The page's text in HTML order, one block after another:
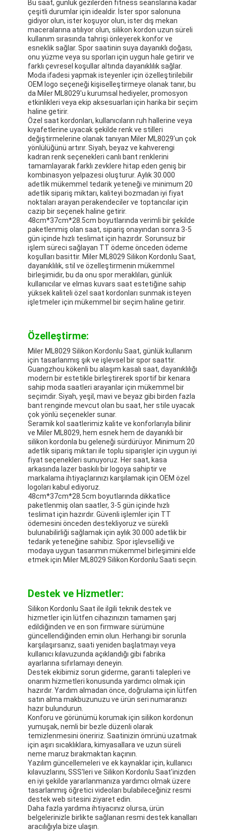
Bu saat, günlük gezilerden fitness seanslarına kadar
çeşitli durumlar için idealdir. İster spor salonuna
gidiyor olun, ister koşuyor olun, ister dış mekan
maceralarına atılıyor olun, silikon kordon uzun süreli
kullanım sırasında tahrişi önleyerek konfor ve
esneklik sağlar. Spor saatinin suya dayanıklı doğası,
onu yüzme veya su sporları için uygun hale getirir ve
farklı çevresel koşullar altında dayanıklılık sağlar.
Moda ifadesi yapmak isteyenler için özelleştirilebilir
OEM logo seçeneği kişiselleştirmeye olanak tanır, bu
da Miler ML8029'u kurumsal hediyeler, promosyon
etkinlikleri veya ekip aksesuarları için harika bir seçim
haline getirir.
Özel saat kordonları, kullanıcıların ruh hallerine veya
kıyafetlerine uyacak şekilde renk ve stilleri
değiştirmelerine olanak tanıyan Miler ML8029'un çok
yönlülüğünü artırır. Siyah, beyaz ve kahverengi
kadran renk seçenekleri canlı bant renklerini
tamamlayarak farklı zevklere hitap eden geniş bir
kombinasyon yelpazesi oluşturur. Aylık 30.000
adetlik mükemmel tedarik yeteneği ve minimum 20
adetlik sipariş miktarı, kaliteyi bozmadan iyi fiyat
noktaları arayan perakendeciler ve toptancılar için
cazip bir seçenek haline getirir.
48cm*37cm*28.5cm boyutlarında verimli bir şekilde
paketlenmiş olan saat, sipariş onayından sonra 3-5
gün içinde hızlı teslimat için hazırdır. Sorunsuz bir
işlem süreci sağlayan TT ödeme önceden ödeme
koşulları basittir. Miler ML8029 Silikon Kordonlu Saat,
dayanıklılık, stil ve özelleştirmenin mükemmel
birleşimidir, bu da onu spor meraklıları, günlük
kullanıcılar ve elmas kuvars saat estetiğine sahip
yüksek kaliteli özel saat kordonları sunmak isteyen
işletmeler için mükemmel bir seçim haline getirir.
Özelleştirme:
Miler ML8029 Silikon Kordonlu Saat, günlük kullanım
için tasarlanmış şık ve işlevsel bir spor saattir.
Guangzhou kökenli bu alaşım kasalı saat, dayanıklılığı
modern bir estetikle birleştirerek sportif bir kenara
sahip moda saatleri arayanlar için mükemmel bir
seçimdir. Siyah, yeşil, mavi ve beyaz gibi birden fazla
bant renginde mevcut olan bu saat, her stile uyacak
çok yönlü seçenekler sunar.
Seramik kol saatlerimiz kalite ve konforlarıyla bilinir
ve Miler ML8029, hem esnek hem de dayanıklı bir
silikon kordonla bu geleneği sürdürüyor. Minimum 20
adetlik sipariş miktarı ile toplu siparişler için uygun iyi
fiyat seçenekleri sunuyoruz. Her saat, kasa
arkasında lazer baskılı bir logoya sahiptir ve
markalama ihtiyaçlarınızı karşılamak için OEM özel
logoları kabul ediyoruz.
48cm*37cm*28.5cm boyutlarında dikkatlice
paketlenmiş olan saatler, 3-5 gün içinde hızlı
teslimat için hazırdır. Güvenli işlemler için TT
ödemesini önceden destekliyoruz ve sürekli
bulunabilirliği sağlamak için aylık 30.000 adetlik bir
tedarik yeteneğine sahibiz. Spor işlevselliği ve
modaya uygun tasarımın mükemmel birleşimini elde
etmek için Miler ML8029 Silikon Kordonlu Saati seçin.
Destek ve Hizmetler:
Silikon Kordonlu Saat ile ilgili teknik destek ve
hizmetler için lütfen cihazınızın tamamen şarj
edildiğinden ve en son firmware sürümüne
güncellendiğinden emin olun. Herhangi bir sorunla
karşılaşırsanız, saati yeniden başlatmayı veya
kullanıcı kılavuzunda açıklandığı gibi fabrika
ayarlarına sıfırlamayı deneyin.
Destek ekibimiz sorun giderme, garanti talepleri ve
onarım hizmetleri konusunda yardımcı olmak için
hazırdır. Yardım almadan önce, doğrulama için lütfen
satın alma makbuzunuzu ve ürün seri numaranızı
hazır bulundurun.
Konforu ve görünümü korumak için silikon kordonun
yumuşak, nemli bir bezle düzenli olarak
temizlenmesini öneririz. Saatinizin ömrünü uzatmak
için aşırı sıcaklıklara, kimyasallara ve uzun süreli
neme maruz bırakmaktan kaçının.
Yazılım güncellemeleri ve ek kaynaklar için, kullanıcı
kılavuzlarını, SSS'leri ve Silikon Kordonlu Saat'inizden
en iyi şekilde yararlanmanıza yardımcı olmak üzere
tasarlanmış öğretici videoları bulabileceğiniz resmi
destek web sitesini ziyaret edin.
Daha fazla yardıma ihtiyacınız olursa, ürün
belgelerinizle birlikte sağlanan resmi destek kanalları
aracılığıyla bize ulaşın.